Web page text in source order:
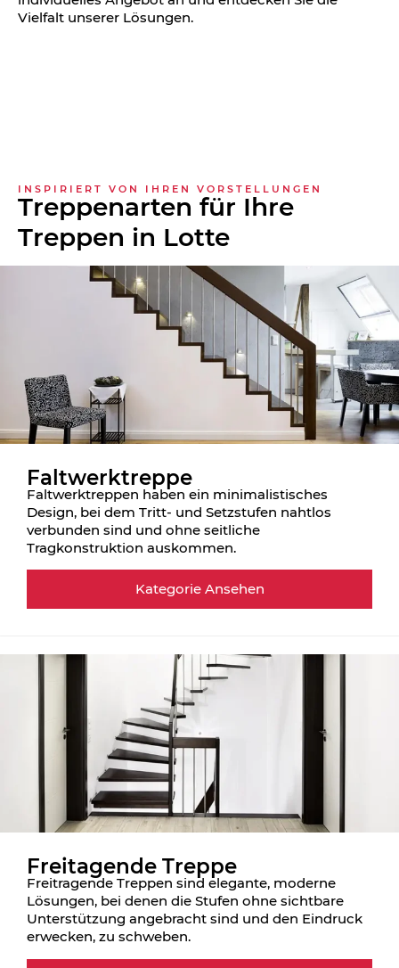
Vielfalt unserer Lösungen.
INSPIRIERT VON IHREN VORSTELLUNGEN
Treppenarten für Ihre
Treppen in Lotte
Faltwerktreppe
Faltwerktreppen haben ein minimalistisches
Design, bei dem Tritt- und Setzstufen nahtlos
verbunden sind und ohne seitliche
Tragkonstruktion auskommen.
Kategorie Ansehen
Freitagende Treppe
Freitragende Treppen sind elegante, moderne
Lösungen, bei denen die Stufen ohne sichtbare
Unterstützung angebracht sind und den Eindruck
erwecken, zu schweben.